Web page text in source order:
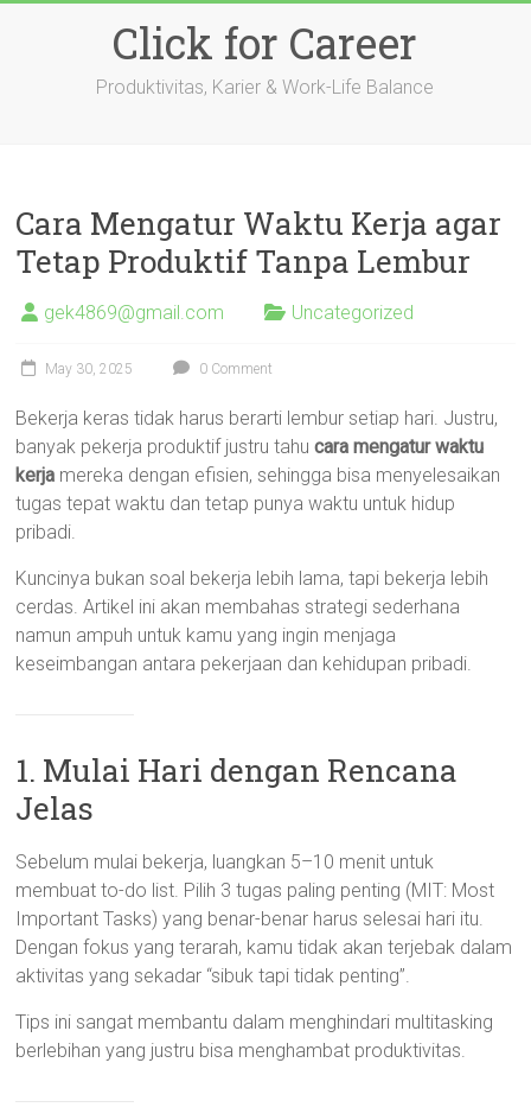
Click for Career
Produktivitas, Karier & Work-Life Balance
Cara Mengatur Waktu Kerja agar
Tetap Produktif Tanpa Lembur
gek4869@gmail.com Uncategorized
May 30, 2025 0 Comment
Bekerja keras tidak harus berarti lembur setiap hari. Justru,
banyak pekerja produktif justru tahucara mengatur waktu
kerja mereka dengan efisien, sehingga bisa menyelesaikan
tugas tepat waktu dan tetap punya waktu untuk hidup
pribadi.
Kuncinya bukan soal bekerja lebih lama, tapi bekerja lebih
cerdas. Artikel ini akan membahas strategi sederhana
namun ampuh untuk kamu yang ingin menjaga
keseimbangan antara pekerjaan dan kehidupan pribadi.
1. Mulai Hari dengan Rencana
Jelas
Sebelum mulai bekerja, luangkan 5–10 menit untuk
membuat to-do list. Pilih 3 tugas paling penting (MIT: Most
Important Tasks) yang benar-benar harus selesai hari itu.
Dengan fokus yang terarah, kamu tidak akan terjebak dalam
aktivitas yang sekadar “sibuk tapi tidak penting”.
Tips ini sangat membantu dalam menghindari multitasking
berlebihan yang justru bisa menghambat produktivitas.